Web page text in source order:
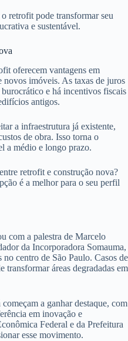
retrofit pode transformar seu
e sustentável.
oferecem vantagens em
novos imóveis. As taxas de juros
e há incentivos fiscais
antigos.
a infraestrutura já existente,
de obra. Isso torna o
a médio e longo prazo.
retrofit e construção nova?
é a melhor para o seu perfil
com a palestra de Marcelo
da Incorporadora Somauma,
centro de São Paulo. Casos de
transformar áreas degradadas em
a ganhar destaque, com
em inovação e
Federal e da Prefeitura
esse movimento.